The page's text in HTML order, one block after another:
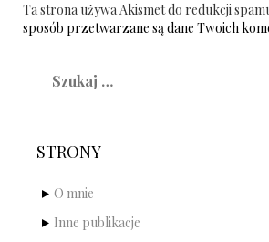
Ta strona używa Akismet do redukcji
sposób przetwarzane są dane Twoich
STRONY
O mnie
Inne publikacje